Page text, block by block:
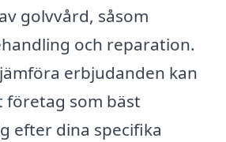
golvvård, såsom
och reparation.
erbjudanden kan
företag som bäst
efter dina specifika